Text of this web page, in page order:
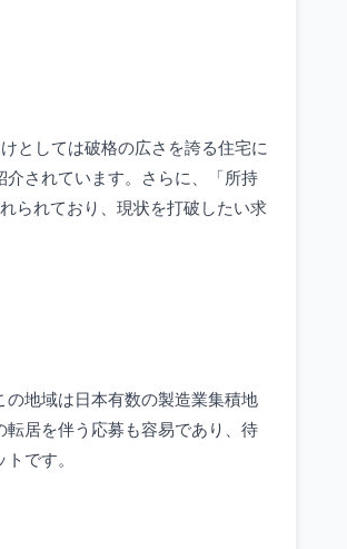
としては破格の広さを誇る住宅に
されています。さらに、「所持
られており、現状を打破したい求
地域は日本有数の製造業集積地
居を伴う応募も容易であり、待
です。